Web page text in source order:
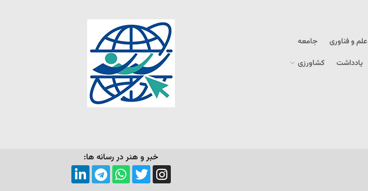
علم و فناوری
جامعه
یادداشت
کشاورزی
خبر و هنر در رسانه ها: